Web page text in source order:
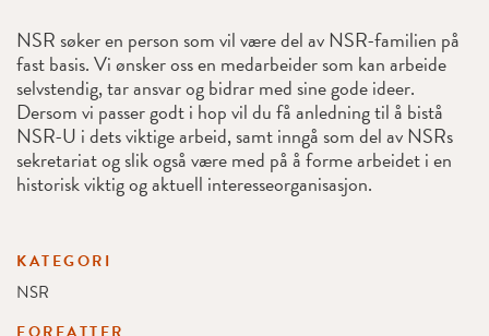
NSR søker en person som vil være del av NSR-familien på
fast basis. Vi ønsker oss en medarbeider som kan arbeide
selvstendig, tar ansvar og bidrar med sine gode ideer.
Dersom vi passer godt i hop vil du få anledning til å bistå
NSR-U i dets viktige arbeid, samt inngå som del av NSRs
sekretariat og slik også være med på å forme arbeidet i en
historisk viktig og aktuell interesseorganisasjon.
KATEGORI
NSR